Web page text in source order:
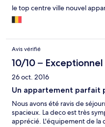
le top centre ville nouvel
Avis vérifié
10/10 – Exceptionnel
26 oct. 2016
Un appartement parfait
Nous avons été ravis de
spacieux. La deco est très
apprécié. L'équipement de la